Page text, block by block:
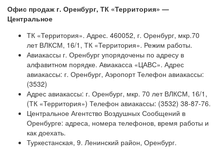
Офис продаж г. Оренбург, ТК «Территория» —
Центральное
ТК «Территория». Адрес. 460052, г. Оренбург, мкр.70
лет ВЛКСМ, 16/1, ТК «Территория». Режим работы.
Авиакассы г. Оренбург упорядочены по адресу в
алфавитном порядке. Авиакасса «ЦАВС». Адрес
авиакассы: г. Оренбург, Аэропорт Телефон авиакассы:
(3532)
Адрес авиакассы: г. Оренбург, мкр. 70 лет ВЛКСМ, 16/1,
(ТК «Территория») Телефон авиакассы: (3532) 38-87-76.
Центральное Агентство Воздушных Сообщений в
Оренбурге: адреса, номера телефонов, время работы и
как доехать.
Туркестанская, 9. Ленинский район, Оренбург.